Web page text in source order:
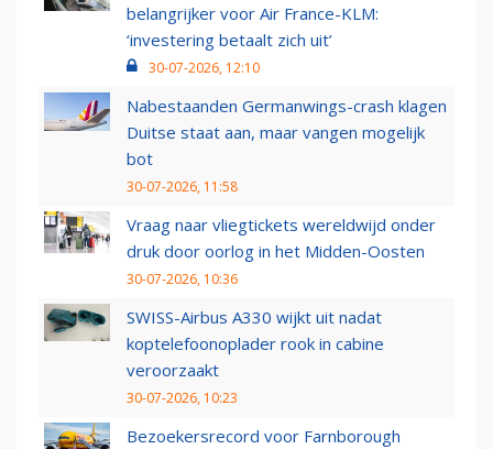
belangrijker voor Air France-KLM:
‘investering betaalt zich uit’
30-07-2026, 12:10
Nabestaanden Germanwings-crash klagen
Duitse staat aan, maar vangen mogelijk
bot
30-07-2026, 11:58
Vraag naar vliegtickets wereldwijd onder
druk door oorlog in het Midden-Oosten
30-07-2026, 10:36
SWISS-Airbus A330 wijkt uit nadat
koptelefoonoplader rook in cabine
veroorzaakt
30-07-2026, 10:23
Bezoekersrecord voor Farnborough